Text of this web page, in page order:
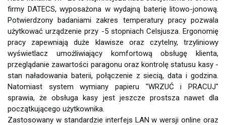
firmy DATECS, wyposażona w wydajną baterię litowo-jonową.
Potwierdzony badaniami zakres temperatury pracy pozwala
użytkować urządzenie przy -5 stopniach Celsjusza. Ergonomię
pracy zapewniają duże klawisze oraz czytelny, trzyliniowy
wyświetlacz umożliwiający komfortową obsługę klienta,
przeglądanie zawartości paragonu oraz kontrolę statusu kasy -
stan naładowania baterii, połączenie z siecią, data i godzina.
Natomiast system wymiany papieru "WRZUĆ i PRACUJ"
sprawia, że obsługa kasy jest jeszcze prostsza nawet dla
początkującego użytkownika.
Zastosowany w standardzie interfejs LAN w wersji online oraz